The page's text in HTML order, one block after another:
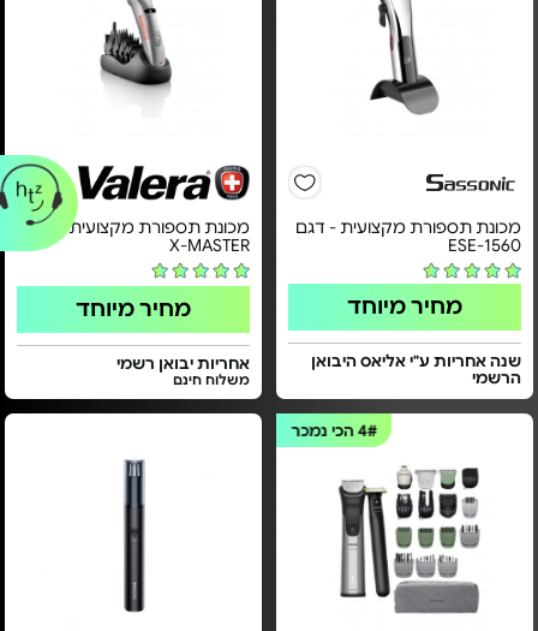
מכונת תספורת מקצועית - דגם
ESE-1560
מחיר מיוחד
שנה אחריות ע"י אליאס היבואן
הרשמי
מכונת תספורת מקצועית - דגם
X-MASTER
מחיר מיוחד
אחריות יבואן רשמי
משלוח חינם
4#הכי נמכר